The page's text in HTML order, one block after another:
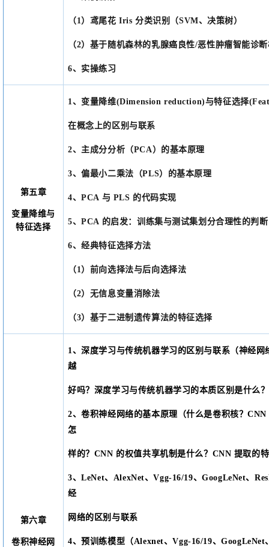
（1）鸢尾花 Iris 分类识别（SVM、决策树）
（2）基于随机森林的乳腺癌良性/恶性肿瘤智能诊
6、 实操练习
第五章
变量降维与
特征选择
1 、 变量降维(Dimension reduction)与特征选择
在概念上的区别与联系
2、 主成分分析（PCA）的基本原理
3、偏最小二乘法（PLS）的基本原理
4、PCA 与 PLS 的代码实现
5、PCA 的启发：训练集与测试集划分合理性的判
6、经典特征选择方法
（1）前向选择法与后向选择法
（2）无信息变量消除法
（3）基于二进制遗传算法的特征选择
第六章
卷积神经网
1、深度学习与传统机器学习的区别与联系（神经网
越
好吗？深度学习与传统机器学习的本质区别是什么
2、卷积神经网络的基本原理（什么是卷积核？
怎
样的？ CNN 的权值共享机制是什么？CNN 提取的
3、LeNet、AlexNet、Vgg-16/19、GoogLeNet、
经
网络的区别与联系
4、预训练模型（Alexnet、Vgg-16/19、GoogLeNet